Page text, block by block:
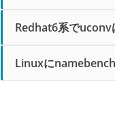
Redhat6系でuconv
Linuxに